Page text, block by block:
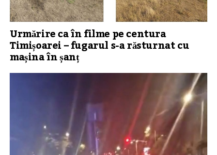
Urmărire ca în filme pe centura
Timișoarei – fugarul s-a răsturnat cu
mașina în șanț